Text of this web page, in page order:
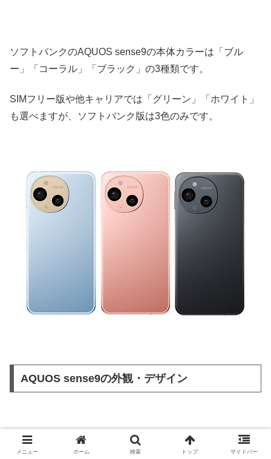
ソフトバンクのAQUOS sense9の本体カラーは「ブル
ー」「コーラル」「ブラック」の3種類です。
SIMフリー版や他キャリアでは「グリーン」「ホワイト」
も選べますが、ソフトバンク版は3色のみです。
AQUOS sense9の外観・デザイン
ここでは、シムラボで購入したAQUOS sense9のブルー
メニュー ホーム 検索 トップ サイドバー